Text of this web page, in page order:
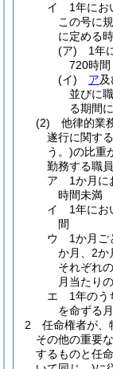
イ
1年にお
この号に
に定める
(ア)
1年
720時間
(イ)
ア
並びに
る期間
(2)
他律的業
遂行に関す
う。)の比重
勤務する職
ア
1か月に
時間未満
イ
1年にお
間
ウ
1か月ご
か月、2か
それぞれ
月当たり
エ
1年のう
を命ずる
2
任命権者が、
その他の重要
するものと任